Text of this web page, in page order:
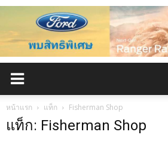
หน้าแรก แท็ก Fisherman Shop
แท็ก: Fisherman Shop